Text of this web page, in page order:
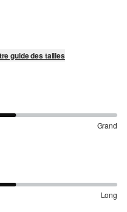
guide des tailles
Grand
Long